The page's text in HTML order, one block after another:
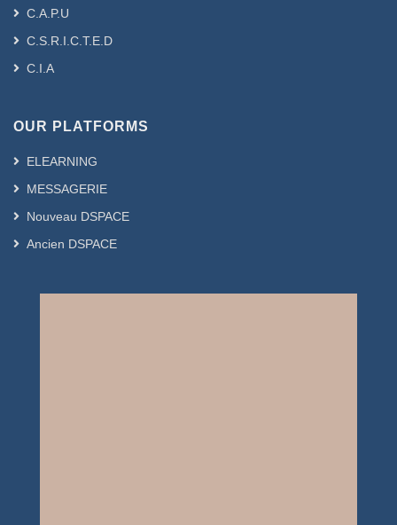
C.A.P.U
C.S.R.I.C.T.E.D
C.I.A
OUR PLATFORMS
ELEARNING
MESSAGERIE
Nouveau DSPACE
Ancien DSPACE